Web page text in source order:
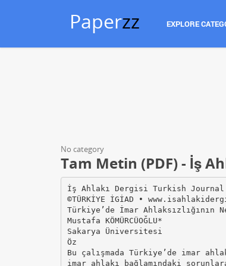
Paperzz EXPLORE
No category
Tam Metin (PDF) - İş
İş Ahlakı Dergisi Turkish Journal
©TÜRKİYE İGİAD •
Türkiye’de İmar Ahlaksızlığının
Mustafa KÖMÜRCÜOĞLU*
Sakarya Üniversitesi
Öz
Bu çalışmada Türkiye’de imar
imar ahlakı bağlamındaki